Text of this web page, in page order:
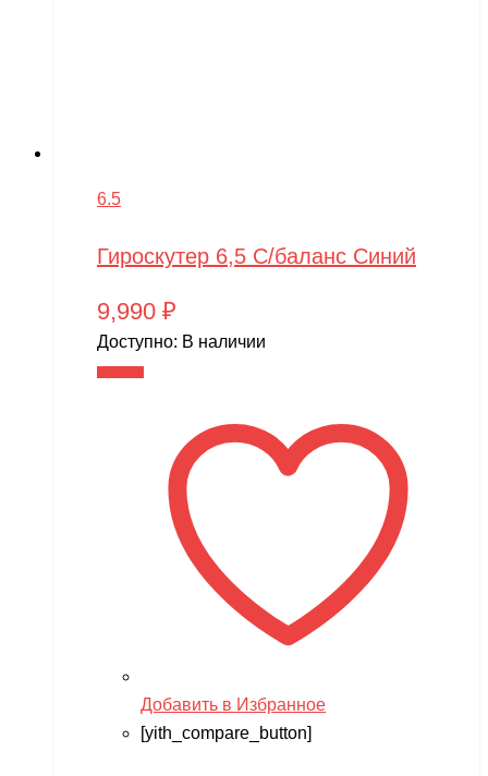
6.5
Гироскутер 6,5 С/баланс Синий
9,990 ₽
Доступно: В наличии
Добавить в Избранное
[yith_compare_button]